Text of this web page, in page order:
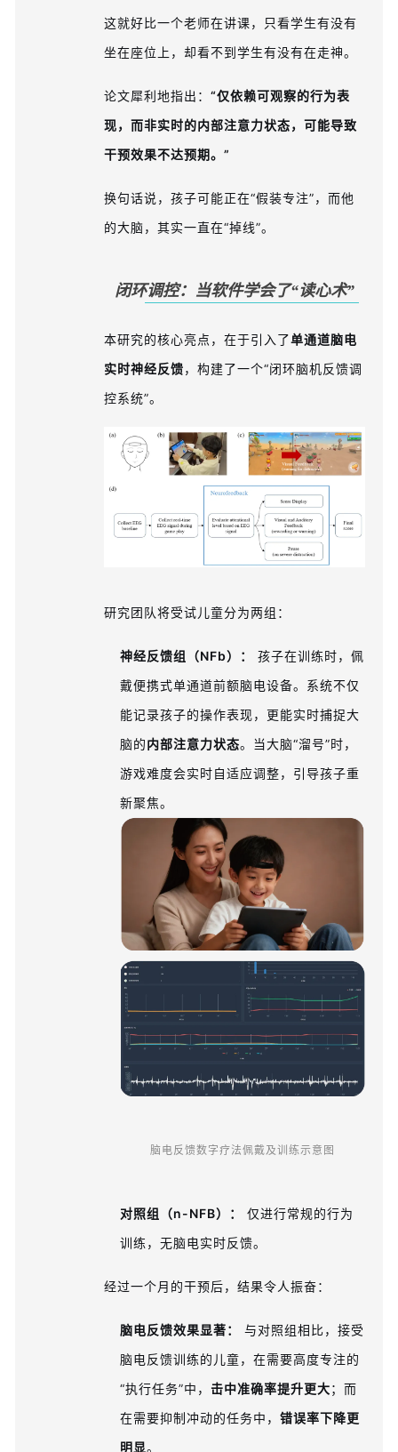
这就好比一个老师在讲课，只看学生有没有
坐在座位上，却看不到学生有没有在走神。
论文犀利地指出：“仅依赖可观察的行为表
现，而非实时的内部注意力状态，可能导致
干预效果不达预期。”
换句话说，孩子可能正在“假装专注”，而他
的大脑，其实一直在“掉线”。
闭环调控：当软件学会了“读心术”
本研究的核心亮点，在于引入了单通道脑电
实时神经反馈，构建了一个“闭环脑机反馈调
控系统”。
研究团队将受试儿童分为两组：
神经反馈组（NFb）：
孩子在训练时，佩
戴便携式单通道前额脑电设备。系统不仅
能记录孩子的操作表现，更能实时捕捉大
脑的内部注意力状态。当大脑“溜号”时，
游戏难度会实时自适应调整，引导孩子重
新聚焦。
脑电反馈数字疗法佩戴及训练示意图
对照组（n-NFB）：
仅进行常规的行为
训练，无脑电实时反馈。
经过一个月的干预后，结果令人振奋：
脑电反馈效果显著：
与对照组相比，接受
脑电反馈训练的儿童，在需要高度专注的
“执行任务”中， 击中准确率提升更大；而
在需要抑制冲动的任务中，错误率下降更
明显。